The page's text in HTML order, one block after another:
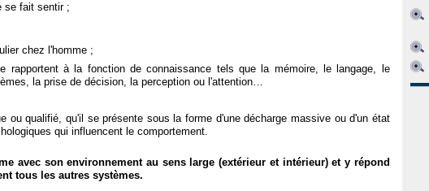
se fait sentir ;
chez l'homme ;
rapportent à la fonction de connaissance tels que la mémoire, le langage, le
la prise de décision, la perception ou l'attention…
ou qualifié, qu'il se présente sous la forme d'une décharge massive ou d'un état
qui influencent le comportement.
avec son environnement au sens large (extérieur et intérieur) et y répond
tous les autres systèmes.